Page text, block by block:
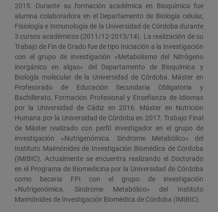
2015. Durante su formación académica en Bioquímica fue
alumna colaboradora en el Departamento de Biología celular,
Fisiología e Inmunología de la Universidad de Córdoba durante
3 cursos académicos (2011/12-2013/14). La realización de su
Trabajo de Fin de Grado fue de tipo Iniciación a la Investigación
con el grupo de investigación «Metabolismo del Nitrógeno
inorgánico en algas» del Departamento de Bioquímica y
Biología molecular de la Universidad de Córdoba. Máster en
Profesorado de Educación Secundaria Obligatoria y
Bachillerato, Formación Profesional y Enseñanza de Idiomas
por la Universidad de Cádiz en 2016. Máster en Nutrición
Humana por la Universidad de Córdoba en 2017. Trabajo Final
de Máster realizado con perfil investigador en el grupo de
investigación «Nutrigenómica. Síndrome Metabólico» del
Instituto Maimónides de Investigación Biomédica de Córdoba
(IMIBIC). Actualmente se encuentra realizando el Doctorado
en el Programa de Biomedicina por la Universidad de Córdoba
como becaria FPI con el grupo de investigación
«Nutrigenómica. Síndrome Metabólico» del Instituto
Maimónides de Investigación Biomédica de Córdoba (IMIBIC).